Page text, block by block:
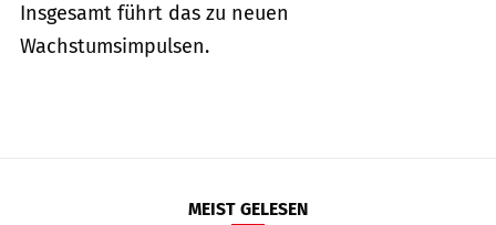
Insgesamt führt das zu neuen
Wachstumsimpulsen.
MEIST GELESEN